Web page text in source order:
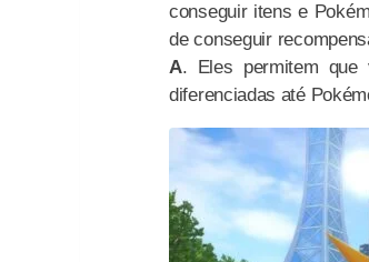
conseguir itens e
de conseguir
A. Eles permitem que
diferenciadas até